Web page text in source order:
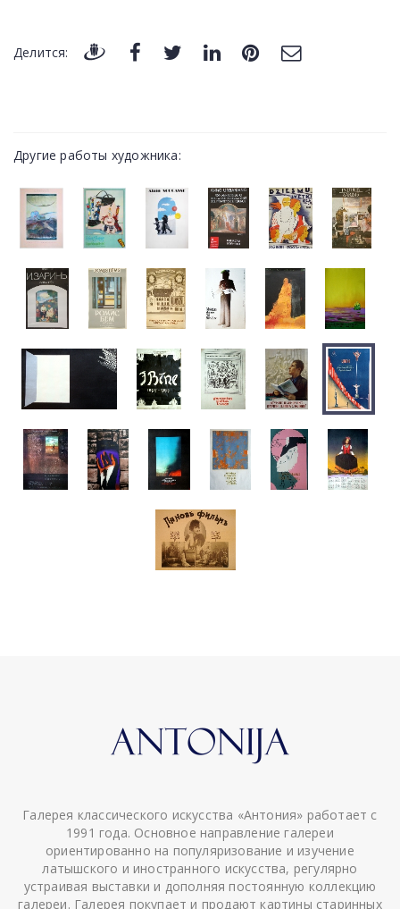
Делится:
Другие работы художника:
Галерея классического искусства «Антония» работает с
1991 года. Основное направление галереи
ориентированно на популяризование и изучение
латышского и иностранного искусства, регулярно
устраивая выставки и дополняя постоянную коллекцию
галереи. Галерея покупает и продают картины старинных